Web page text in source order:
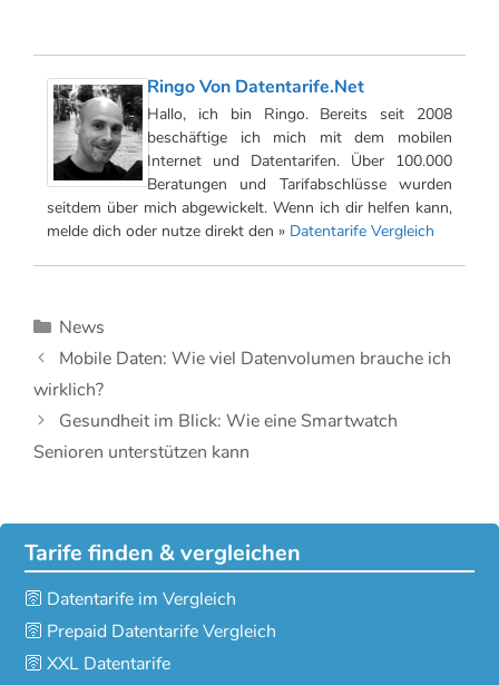
Ringo Von Datentarife.net
Hallo, ich bin Ringo. Bereits seit 2008
beschäftige ich mich mit dem mobilen
Internet und Datentarifen. Über 100.000
Beratungen und Tarifabschlüsse wurden
seitdem über mich abgewickelt. Wenn ich dir helfen kann,
melde dich oder nutze direkt den » Datentarife Vergleich
Kategorien
News
Mobile Daten: Wie viel Datenvolumen brauche ich
wirklich?
Gesundheit im Blick: Wie eine Smartwatch
Senioren unterstützen kann
Tarife finden & vergleichen
🛜 Datentarife im Vergleich
🛜 Prepaid Datentarife Vergleich
🛜 XXL Datentarife